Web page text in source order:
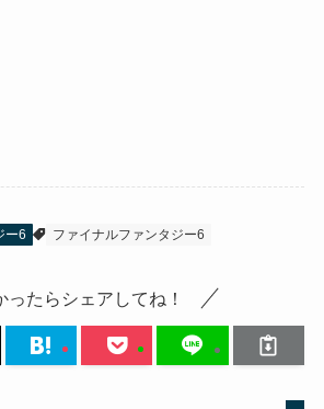
ー6 ファイナルファンタジー6
ったらシェアしてね！